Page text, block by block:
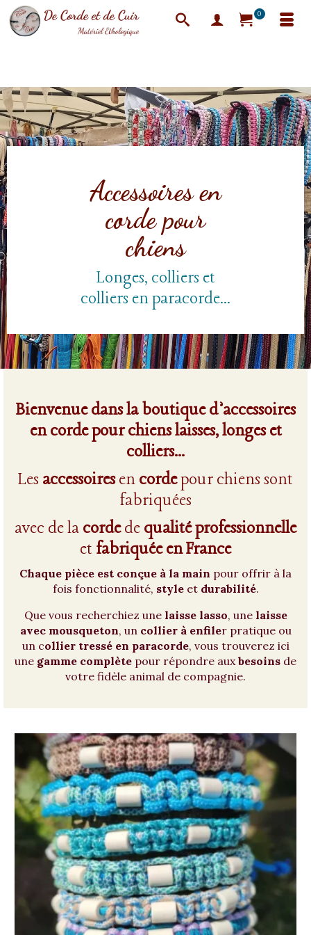
0
Accessoires en
corde pour
chiens
Longes, colliers et
colliers en paracorde…
Bienvenue dans la boutique d’accessoires
en corde pour chiens laisses, longes et
colliers…
Les accessoiresencordepour chiens sont
fabriquées
avec de lacordedequalitéprofessionnelle
et fabriquée en France
Chaque pièce est conçue à la main pour offrir à la
fois fonctionnalité, styleet durabilité.
Que vous recherchiez une laisse lasso, une laisse
avec mousqueton, uncollier à enfiler pratique ou
un collier tressé en paracorde, vous trouverez ici
une gamme complète pour répondre auxbesoins de
votre fidèle animal de compagnie.